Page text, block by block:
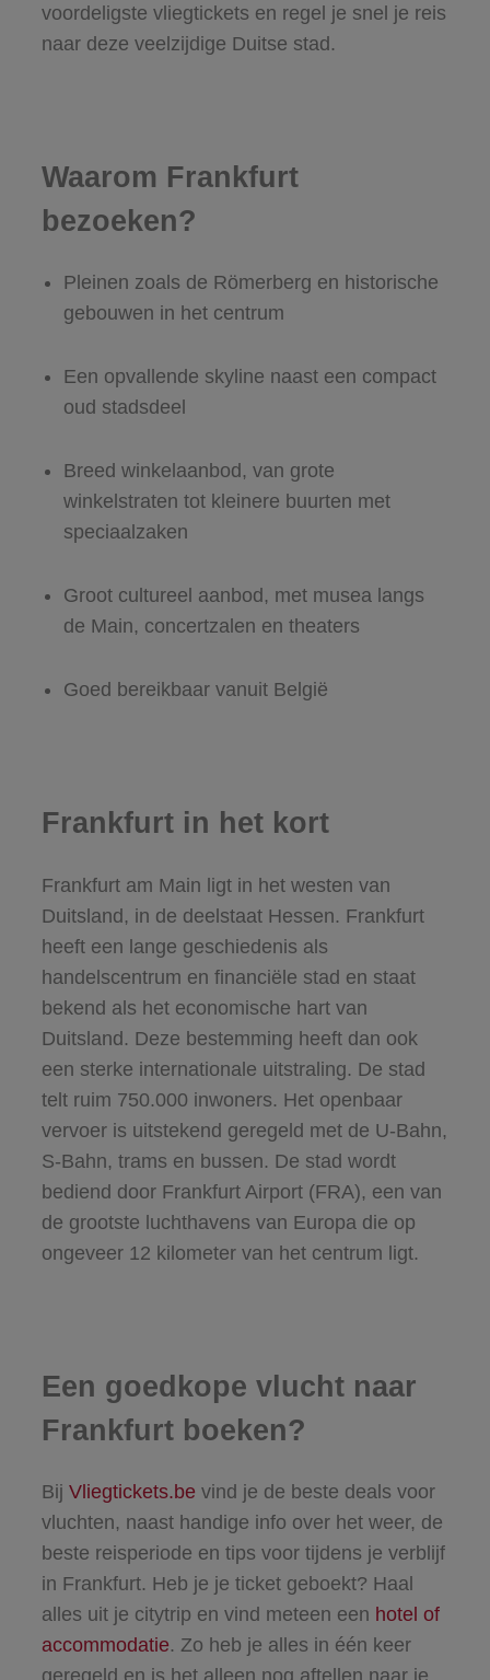
voordeligste vliegtickets en regel je snel je reis
naar deze veelzijdige Duitse stad.
Waarom Frankfurt
bezoeken?
Pleinen zoals de Römerberg en historische
gebouwen in het centrum
Een opvallende skyline naast een compact
oud stadsdeel
Breed winkelaanbod, van grote
winkelstraten tot kleinere buurten met
speciaalzaken
Groot cultureel aanbod, met musea langs
de Main, concertzalen en theaters
Goed bereikbaar vanuit België
Frankfurt in het kort
Frankfurt am Main ligt in het westen van
Duitsland, in de deelstaat Hessen. Frankfurt
heeft een lange geschiedenis als
handelscentrum en financiële stad en staat
bekend als het economische hart van
Duitsland. Deze bestemming heeft dan ook
een sterke internationale uitstraling. De stad
telt ruim 750.000 inwoners. Het openbaar
vervoer is uitstekend geregeld met de U-Bahn,
S-Bahn, trams en bussen. De stad wordt
bediend door Frankfurt Airport (FRA), een van
de grootste luchthavens van Europa die op
ongeveer 12 kilometer van het centrum ligt.
Een goedkope vlucht naar
Frankfurt boeken?
Bij Vliegtickets.be vind je de beste deals voor
vluchten, naast handige info over het weer, de
beste reisperiode en tips voor tijdens je verblijf
in Frankfurt. Heb je je ticket geboekt? Haal
alles uit je citytrip en vind meteen een hotel of
accommodatie. Zo heb je alles in één keer